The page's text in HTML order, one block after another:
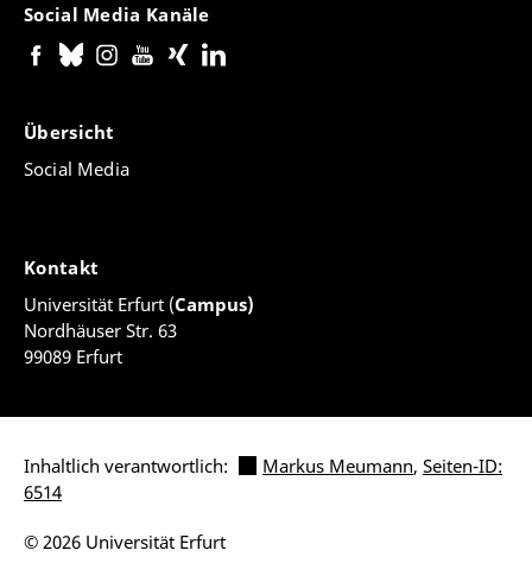
Geheimbundttigkeit“. Stippendiatentreffen der Jutta
Heidemann Stiftung, Zoom Webinar/Meeting, 4. Juni
2021.
Abwesenheit vom Hof“, Vortrag bei der Tagung
„Being E(a)rnest. Neue Forschungen zu Ernst II. von
Forschungszentrum Gotha, 13. November
2019. Organisation: Marie Nosper.
Marie Nosper: „Herzog Ernst II. von Sachsen-Gotha
„Forschungsfragen“ in Gotha, 26. Juni 2019.
Marie Nosper: „Herzog Ernst II. von Sachsen-Gotha-
Altenburg zwischen Politik und
Geheimbundtätigkeit“, Vortrag beim Workshop
Social Media Kanäle
Übersicht
Social Media
Kontakt
Universität Erfurt (Campus)
Nordhäuser Str. 63
99089 Erfurt
Inhaltlich verantwortlich: Markus Meumann, Seiten-ID:
6514
© 2026 Universität Erfurt